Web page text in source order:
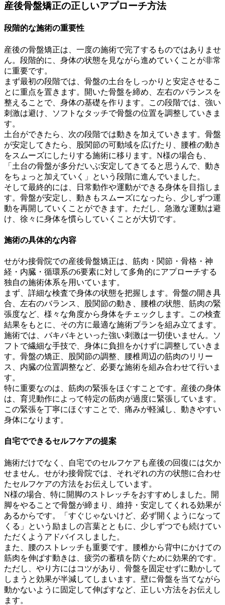
産後骨盤矯正の正しいアプローチ方法
段階的な施術の重要性
産後の骨盤矯正は、一度の施術で完了するものではありませ
ん。段階的に、身体の状態を見ながら進めていくことが非常
に重要です。
まず最初の段階では、骨盤の土台をしっかりと安定させるこ
とに重点を置きます。開いた骨盤を締め、左右のバランスを
整えることで、身体の基礎を作ります。この段階では、強い
刺激は避け、ソフトなタッチで骨盤の位置を調整していきま
す。
土台ができたら、次の段階では動きを加えていきます。骨盤
が安定してきたら、股関節の可動域を広げたり、腰椎の動き
をスムーズにしたりする施術に移ります。N様の場合も、
「土台の骨盤が多分だいぶ安定してきてると思うんで、動き
をちょっと加えていく」という段階に進んでいました。
そして最終的には、日常動作や運動ができる身体を目指しま
す。骨盤が安定し、動きもスムーズになったら、少しずつ運
動を再開していくことができます。ただし、急激な運動は避
け、徐々に身体を慣らしていくことが大切です。
施術の具体的な内容
せがわ接骨院での産後骨盤矯正は、筋肉・関節・骨格・神
経・内臓・循環系の6要素に対して多角的にアプローチする
独自の施術体系を用いています。
まず、詳細な検査で身体の状態を把握します。骨盤の開き具
合、左右のバランス、股関節の動き、腰椎の状態、筋肉の緊
張度など、様々な角度から身体をチェックします。この検査
結果をもとに、その方に最適な施術プランを組み立てます。
施術では、バキバキといった強い刺激は一切使いません。ソ
フトで繊細な手技で、身体に負担をかけずに調整していきま
す。骨盤の矯正、股関節の調整、腰椎周辺の筋肉のリリー
ス、内臓の位置調整など、必要な施術を組み合わせて行いま
す。
特に重要なのは、筋肉の緊張をほぐすことです。産後の身体
は、育児動作によって特定の筋肉が過度に緊張しています。
この緊張を丁寧にほぐすことで、痛みが軽減し、動きやすい
身体になります。
自宅でできるセルフケアの提案
施術だけでなく、自宅でのセルフケアも産後の回復には欠か
せません。せがわ接骨院では、それぞれの方の状態に合わせ
たセルフケアの方法をお伝えしています。
N様の場合、特に開脚のストレッチをおすすめしました。開
脚をやることで骨盤が締まり、維持・安定してくれる効果が
あるからです。「すぐじゃないけど、必ず開くようになって
くる」という励ましの言葉とともに、少しずつでも続けてい
ただくようアドバイスしました。
また、腰のストレッチも重要です。腰椎から背中にかけての
筋肉を伸ばす動きは、疲労の蓄積を防ぐために効果的です。
ただし、やり方にはコツがあり、骨盤を固定せずに動かして
しまうと効果が半減してしまいます。壁に骨盤を当てながら
動かないように固定して伸ばすなど、正しい方法をお伝えし
ます。